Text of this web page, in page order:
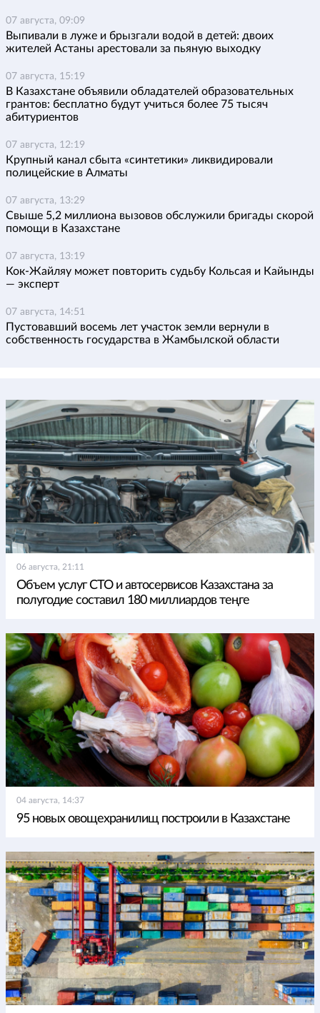
07 августа, 09:09
Выпивали в луже и брызгали водой в детей: двоих
жителей Астаны арестовали за пьяную выходку
07 августа, 15:19
В Казахстане объявили обладателей образовательных
грантов: бесплатно будут учиться более 75 тысяч
абитуриентов
07 августа, 12:19
Крупный канал сбыта «синтетики» ликвидировали
полицейские в Алматы
07 августа, 13:29
Свыше 5,2 миллиона вызовов обслужили бригады скорой
помощи в Казахстане
07 августа, 13:19
Кок-Жайляу может повторить судьбу Кольсая и Кайынды
— эксперт
07 августа, 14:51
Пустовавший восемь лет участок земли вернули в
собственность государства в Жамбылской области
06 августа, 21:11
Объем услуг СТО и автосервисов Казахстана за
полугодие составил 180 миллиардов теңге
04 августа, 14:37
95 новых овощехранилищ построили в Казахстане